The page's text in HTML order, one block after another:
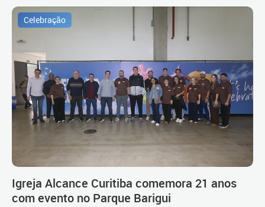
Celebração
Igreja Alcance Curitiba comemora 21 anos
com evento no Parque Barigui